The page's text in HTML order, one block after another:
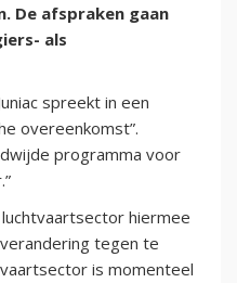
De afspraken gaan
als
spreekt in een
overeenkomst”.
programma voor
hiermee
tegen te
is momenteel